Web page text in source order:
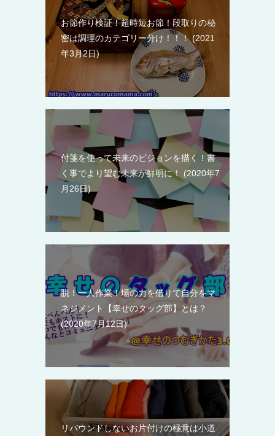
お節作り検証！超時短お節！段取りの秘
密は調理のカテゴリー分け！！！ 2021
年3月2日
付箋を使って未来のビジョンを描く！書
く事でより望む未来が鮮明に！
2020年7
月26日
脱！一人作業！場の力を借りて自分をマ
ネジメント【幸せのタッグ部】とは？
2020年7月12日
リバウンドしないお片付けの極意は小道